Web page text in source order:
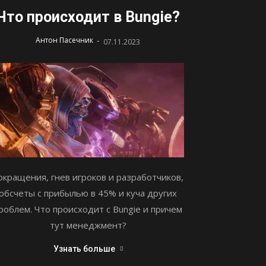
происходит в Bungie?
Антон Пасечник - 07.11.2023
гнев игроков и разработчиков,
с прибылью в 45% и куча других
Что происходит с Bungie и причем
тут менеджмент?
Узнать больше